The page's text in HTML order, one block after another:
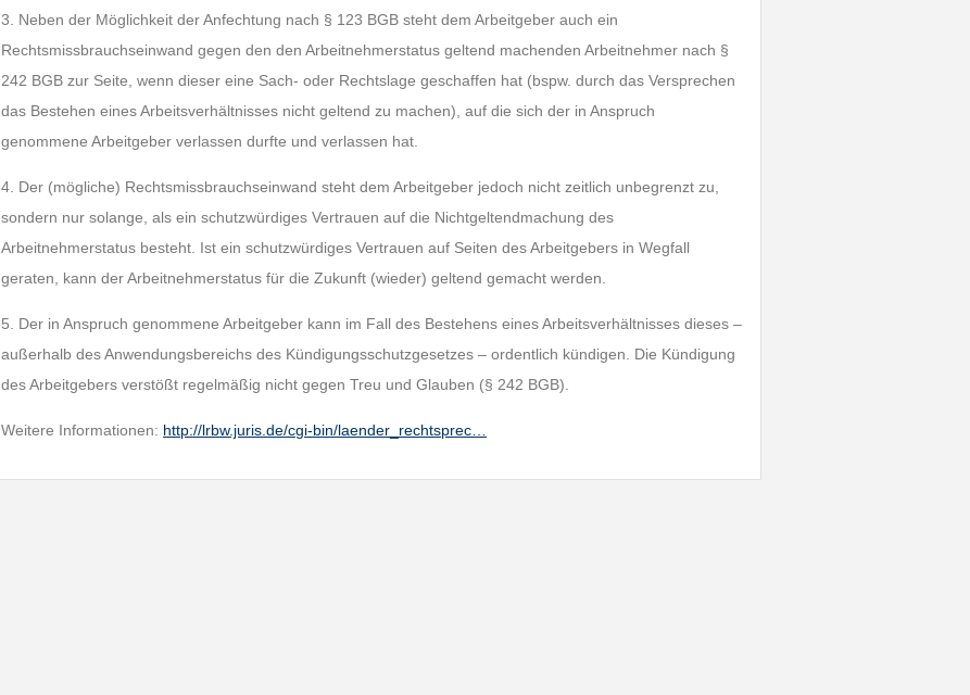
3. Neben der Möglichkeit der Anfechtung nach § 123 BGB steht dem Arbeitgeber auch ein
Rechtsmissbrauchseinwand gegen den den Arbeitnehmerstatus geltend machenden Arbeitnehmer nach §
242 BGB zur Seite, wenn dieser eine Sach- oder Rechtslage geschaffen hat (bspw. durch das Versprechen
das Bestehen eines Arbeitsverhältnisses nicht geltend zu machen), auf die sich der in Anspruch
genommene Arbeitgeber verlassen durfte und verlassen hat.
4. Der (mögliche) Rechtsmissbrauchseinwand steht dem Arbeitgeber jedoch nicht zeitlich unbegrenzt zu,
sondern nur solange, als ein schutzwürdiges Vertrauen auf die Nichtgeltendmachung des
Arbeitnehmerstatus besteht. Ist ein schutzwürdiges Vertrauen auf Seiten des Arbeitgebers in Wegfall
geraten, kann der Arbeitnehmerstatus für die Zukunft (wieder) geltend gemacht werden.
5. Der in Anspruch genommene Arbeitgeber kann im Fall des Bestehens eines Arbeitsverhältnisses dieses –
außerhalb des Anwendungsbereichs des Kündigungsschutzgesetzes – ordentlich kündigen. Die Kündigung
des Arbeitgebers verstößt regelmäßig nicht gegen Treu und Glauben (§ 242 BGB).
Weitere Informationen: http://lrbw.juris.de/cgi-bin/laender_rechtsprec…